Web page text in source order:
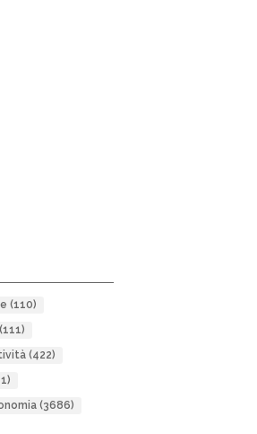
(110)
(111)
(422)
(3686)